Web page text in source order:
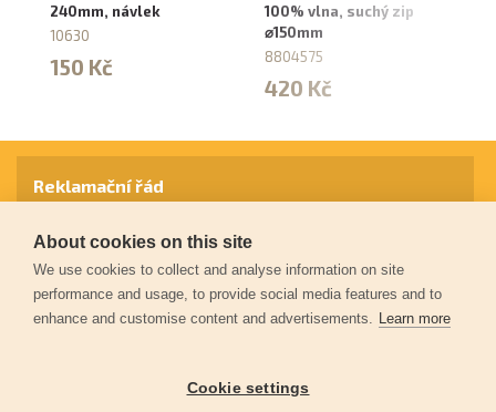
240mm, návlek
10630
150 Kč
100% vlna, suchý zip
⌀150mm
8804575
420 Kč
Reklamační řád
Záruční podmínky
Ochrana osobních údajů
About cookies on this site
We use cookies to collect and analyse information on site
performance and usage, to provide social media features and to
enhance and customise content and advertisements. Learn more
Cookie settings